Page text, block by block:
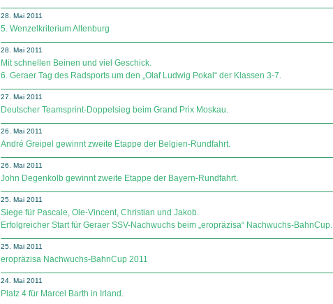
28. Mai 2011
5. Wenzelkriterium Altenburg
28. Mai 2011
Mit schnellen Beinen und viel Geschick.
6. Geraer Tag des Radsports um den „Olaf Ludwig Pokal“ der Klassen 3-7.
27. Mai 2011
Deutscher Teamsprint-Doppelsieg beim Grand Prix Moskau.
26. Mai 2011
André Greipel gewinnt zweite Etappe der Belgien-Rundfahrt.
26. Mai 2011
John Degenkolb gewinnt zweite Etappe der Bayern-Rundfahrt.
25. Mai 2011
Siege für Pascale, Ole-Vincent, Christian und Jakob.
Erfolgreicher Start für Geraer SSV-Nachwuchs beim „eropräzisa“ Nachwuchs-BahnCup.
25. Mai 2011
eropräzisa Nachwuchs-BahnCup 2011
24. Mai 2011
Platz 4 für Marcel Barth in Irland.